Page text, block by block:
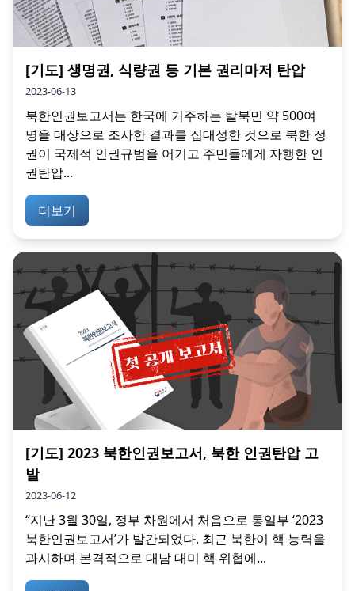
[기도] 생명권, 식량권 등 기본 권리마저 탄압
2023-06-13
북한인권보고서는 한국에 거주하는 탈북민 약 500여
명을 대상으로 조사한 결과를 집대성한 것으로 북한 정
권이 국제적 인권규범을 어기고 주민들에게 자행한 인
권탄압...
더보기
[기도] 2023 북한인권보고서, 북한 인권탄압 고
발
2023-06-12
“지난 3월 30일, 정부 차원에서 처음으로 통일부 ‘2023
북한인권보고서’가 발간되었다. 최근 북한이 핵 능력을
과시하며 본격적으로 대남 대미 핵 위협에...